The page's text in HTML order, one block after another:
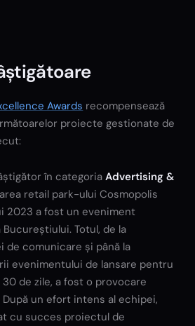
Awards recompensează
proiecte gestionate de
în categoriaAdvertising &
retail park-ului Cosmopolis
2023 a fost un eveniment
Totul, de la
de comunicare și până la
evenimentului de lansare pentru
de zile, a fost o provocare
un efort intens al echipei,
cu succes proiectul de